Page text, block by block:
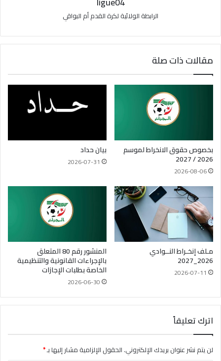
الرابطة الولائية لكرة القدم أم البواقي
مقالات ذات صلة
بخصوص حقوق الانخراط لموسم
2026 / 2027
2026-08-06
بيان حداد
2026-07-31
مـلف إنخـراط النــوادي
2026_2027
2026-07-11
المنشور رقم 80 المتعلق
بالإجراءات القانونية والتنظيمية
الخاصة بطلبات الإجازات
2026-06-30
اترك تعليقاً
لن يتم نشر عنوان بريدك الإلكتروني.الحقول الإلزامية مشار إليها بـ*